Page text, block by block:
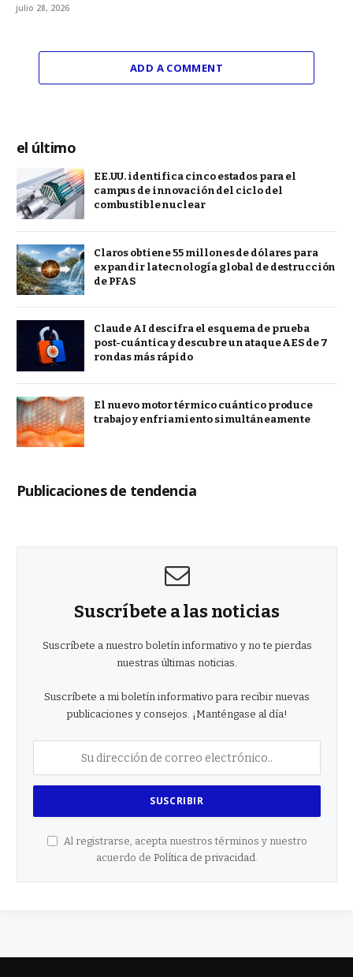
julio 28, 2026
ADD A COMMENT
el último
EE.UU. identifica cinco estados para el
campus de innovación del ciclo del
combustible nuclear
Claros obtiene 55 millones de dólares para
expandir la tecnología global de destrucción
de PFAS
Claude AI descifra el esquema de prueba
post-cuántica y descubre un ataque AES de 7
rondas más rápido
El nuevo motor térmico cuántico produce
trabajo y enfriamiento simultáneamente
Publicaciones de tendencia
Suscríbete a las noticias
Suscríbete a nuestro boletín informativo y no te pierdas
nuestras últimas noticias.
Suscríbete a mi boletín informativo para recibir nuevas
publicaciones y consejos. ¡Manténgase al día!
Al registrarse, acepta nuestros términos y nuestro
acuerdo de Política de privacidad.